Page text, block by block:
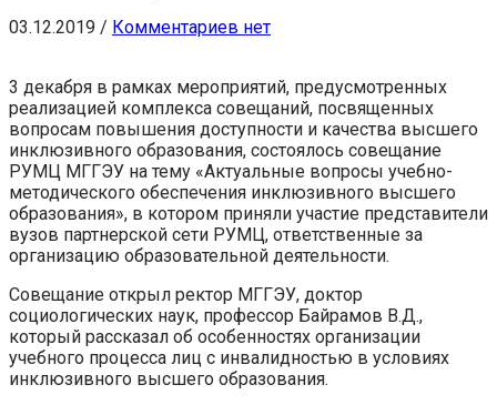
03.12.2019 / Комментариев нет
3 декабря в рамках мероприятий, предусмотренных
реализацией комплекса совещаний, посвященных
вопросам повышения доступности и качества высшего
инклюзивного образования, состоялось совещание
РУМЦ МГГЭУ на тему «Актуальные вопросы учебно-
методического обеспечения инклюзивного высшего
образования», в котором приняли участие представители
вузов партнерской сети РУМЦ, ответственные за
организацию образовательной деятельности.
Совещание открыл ректор МГГЭУ, доктор
социологических наук, профессор Байрамов В.Д.,
который рассказал об особенностях организации
учебного процесса лиц с инвалидностью в условиях
инклюзивного высшего образования.